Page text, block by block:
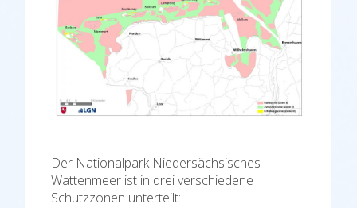
Der Nationalpark Niedersächsisches
Wattenmeer ist in drei verschiedene
Schutzzonen unterteilt: